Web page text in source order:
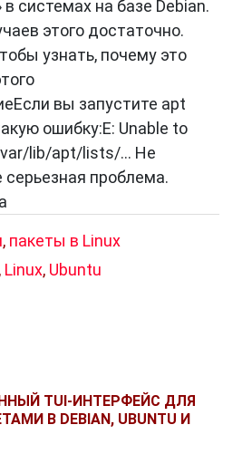
настраивать
что дает пользователям
выборе программного
APT
APT поддерживает
пакетов,
и локальные каталоги.
APT может проверять
убедиться в их
группы пакетов
Пакетные списки
группами пакетов.
системах на базе Debian.
этого достаточно.
узнать, почему это
вы запустите apt
ошибку:E: Unable to
lib/apt/lists/... Не
серьезная проблема.
, пакеты в Linux
, Linux, Ubuntu
TUI-ИНТЕРФЕЙС ДЛЯ
В DEBIAN, UBUNTU И